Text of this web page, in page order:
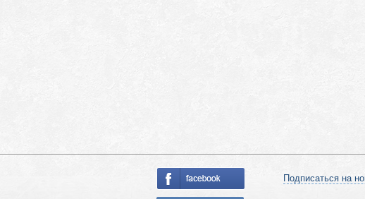
Подписаться на